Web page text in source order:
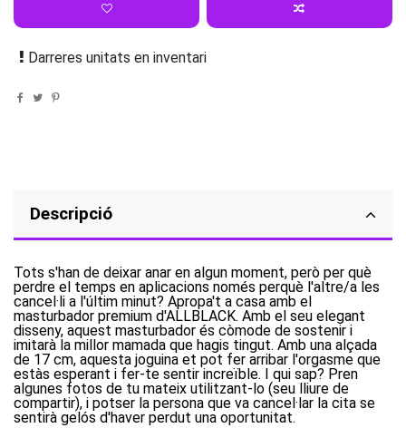
Darreres unitats en inventari
Descripció
Tots s'han de deixar anar en algun moment, però per què
perdre el temps en aplicacions només perquè l'altre/a les
cancel·li a l'últim minut? Apropa't a casa amb el
masturbador premium d'ALLBLACK. Amb el seu elegant
disseny, aquest masturbador és còmode de sostenir i
imitarà la millor mamada que hagis tingut. Amb una alçada
de 17 cm, aquesta joguina et pot fer arribar l'orgasme que
estàs esperant i fer-te sentir increïble. I qui sap? Pren
algunes fotos de tu mateix utilitzant-lo (seu lliure de
compartir), i potser la persona que va cancel·lar la cita se
sentirà gelós d'haver perdut una oportunitat.